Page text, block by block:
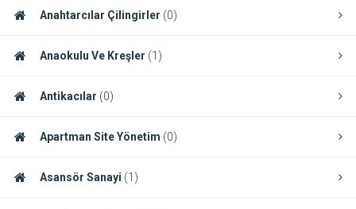
Anahtarcılar Çilingirler (0)
Anaokulu Ve Kreşler (1)
Antikacılar (0)
Apartman Site Yönetim (0)
Asansör Sanayi (1)